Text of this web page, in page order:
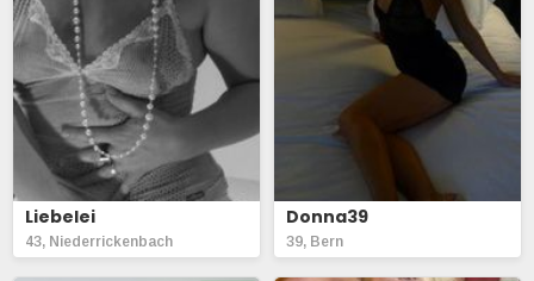
Liebelei
43, Niederrickenbach
Donna39
39, Bern